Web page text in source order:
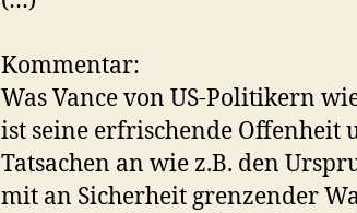
Kommentar:
Was Vance von US-Politikern
ist seine erfrischende Offenheit
Tatsachen an wie z.B. den
mit an Sicherheit grenzender